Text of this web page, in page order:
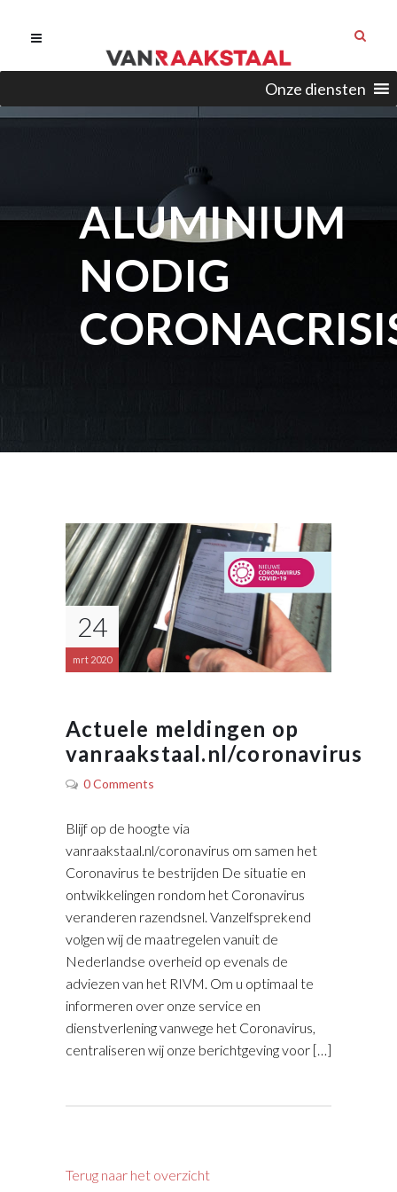
Onze diensten
ALUMINIUM
NODIG
24
mrt 2020
Actuele meldingen op
vanraakstaal.nl/coronavirus
0 Comments
Blijf op de hoogte via
vanraakstaal.nl/coronavirus om samen het
Coronavirus te bestrijden De situatie en
ontwikkelingen rondom het Coronavirus
veranderen razendsnel. Vanzelfsprekend
volgen wij de maatregelen vanuit de
Nederlandse overheid op evenals de
adviezen van het RIVM. Om u optimaal te
informeren over onze service en
dienstverlening vanwege het Coronavirus,
centraliseren wij onze berichtgeving voor […]
Terug naar het overzicht